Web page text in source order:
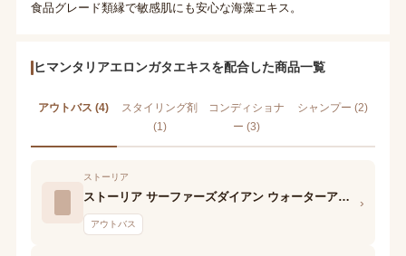
食品グレード類縁で敏感肌にも安心な海藻エキス。
ヒマンタリアエロンガタエキスを配合した商品一覧
アウトバス (4)
スタイリング剤
(1)
コンディショナ
ー (3)
シャンプー (2)
ストーリア
ストーリア サーファーズダイアン ウォーターアンドサンケアプロテクトダメージケアヘアミスト
アウトバス
›